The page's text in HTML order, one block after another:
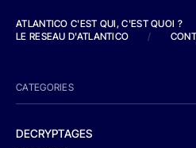
ATLANTICO C'EST QUI, C'EST QUOI ?
LE RESEAU D'ATLANTICO
/
CATEGORIES
DECRYPTAGES